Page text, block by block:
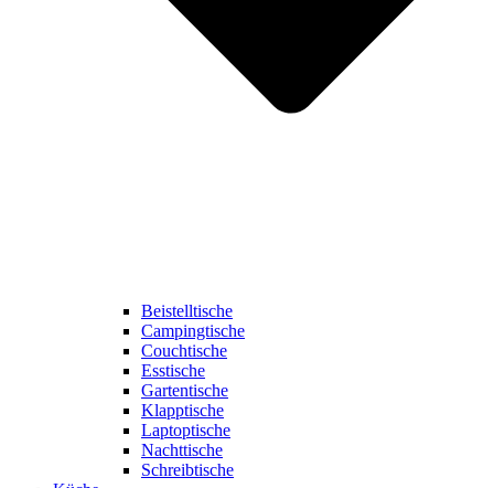
Beistelltische
Campingtische
Couchtische
Esstische
Gartentische
Klapptische
Laptoptische
Nachttische
Schreibtische